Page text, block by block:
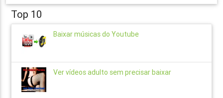
Top 10
Baixar músicas do Youtube
Ver vídeos adulto sem precisar baixar